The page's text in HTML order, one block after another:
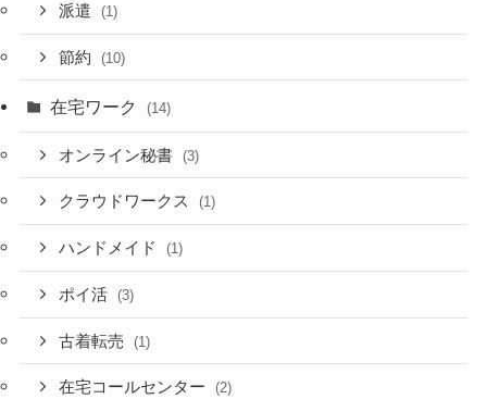
派遣 (1)
節約 (10)
在宅ワーク (14)
オンライン秘書 (3)
クラウドワークス (1)
ハンドメイド (1)
ポイ活 (3)
古着転売 (1)
在宅コールセンター (2)